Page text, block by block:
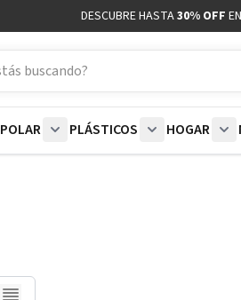
DESCUBRE HASTA30% OFF
POLAR
PLÁSTICOS
HOGAR